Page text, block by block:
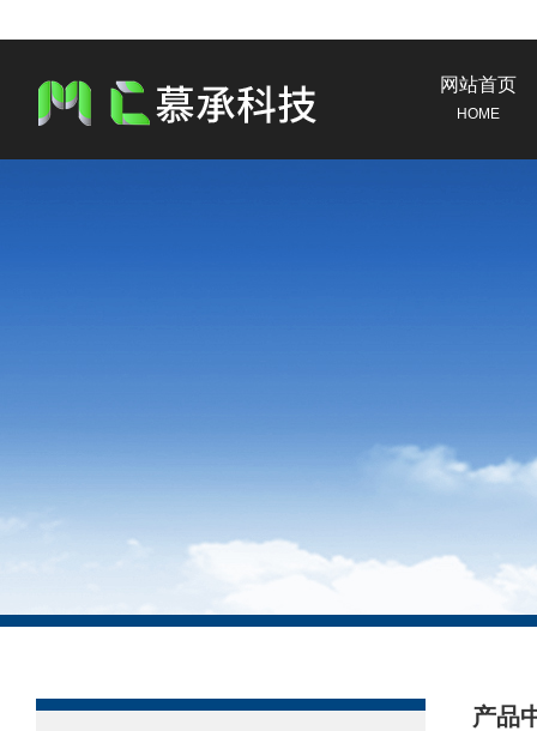
网站首页
HOME
产品